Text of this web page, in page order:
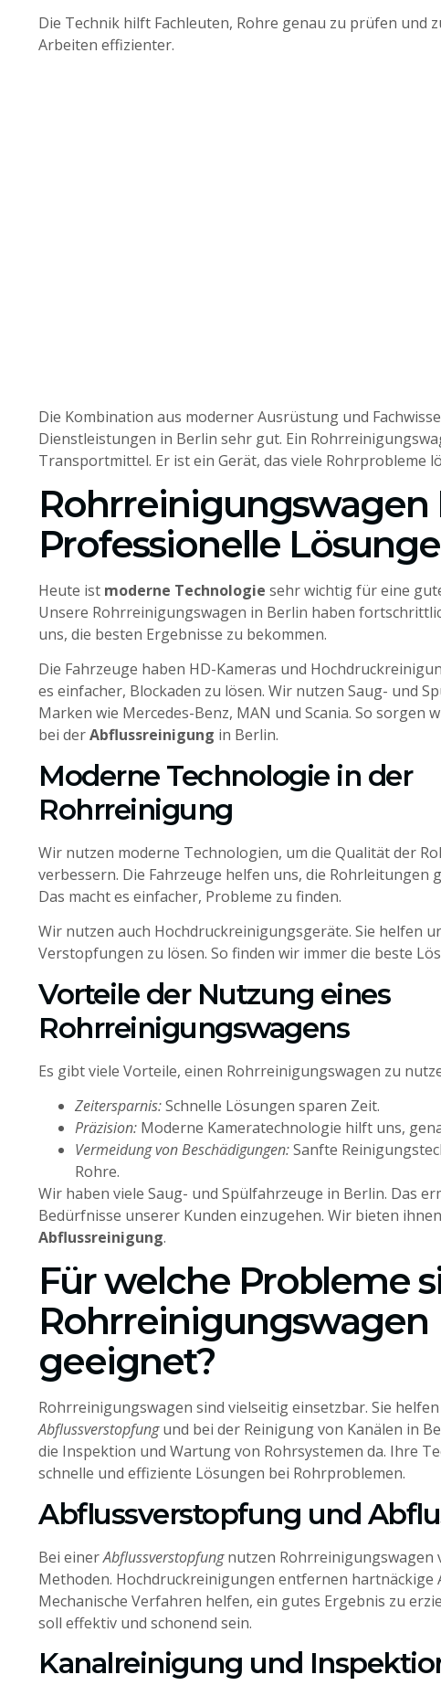
Die Technik hilft Fachleuten, Rohre genau zu prüfen und
Arbeiten effizienter.
Die Kombination aus moderner Ausrüstung und
Dienstleistungen in Berlin sehr gut. Ein
Transportmittel. Er ist ein Gerät, das viele Rohrprobleme
Rohrreinigungswagen
Professionelle
Heute ist moderne Technologie sehr wichtig für eine
Unsere Rohrreinigungswagen in Berlin haben
uns, die besten Ergebnisse zu bekommen.
Die Fahrzeuge haben HD-Kameras und
es einfacher, Blockaden zu lösen. Wir nutzen Saug- und
Marken wie Mercedes-Benz, MAN und Scania. So sorgen
bei derAbflussreinigung in Berlin.
Moderne Technologie in der
Rohrreinigung
Wir nutzen moderne Technologien, um die Qualität der
verbessern. Die Fahrzeuge helfen uns, die Rohrleitungen
Das macht es einfacher, Probleme zu finden.
Wir nutzen auch Hochdruckreinigungsgeräte. Sie helfen
Verstopfungen zu lösen. So finden wir immer die beste
Vorteile der Nutzung eines
Rohrreinigungswagens
Es gibt viele Vorteile, einen Rohrreinigungswagen zu
Zeitersparnis:Schnelle Lösungen sparen Zeit.
Präzision: Moderne Kameratechnologie hilft uns,
Vermeidung von Beschädigungen:Sanfte
Rohre.
Wir haben viele Saug- und Spülfahrzeuge in Berlin. Das
Bedürfnisse unserer Kunden einzugehen. Wir bieten
Abflussreinigung.
Für welche Probleme
Rohrreinigungswagen
geeignet?
Rohrreinigungswagen sind vielseitig einsetzbar. Sie
Abflussverstopfungund bei der Reinigung von Kanälen in
die Inspektion und Wartung von Rohrsystemen da. Ihre
schnelle und effiziente Lösungen bei Rohrproblemen.
Abflussverstopfung und
Bei einerAbflussverstopfungnutzen Rohrreinigungswagen
Methoden. Hochdruckreinigungen entfernen hartnäckige
Mechanische Verfahren helfen, ein gutes Ergebnis zu
soll effektiv und schonend sein.
Kanalreinigung und